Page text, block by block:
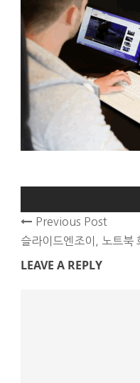
Previous Post
슬라이드엔조이, 노트북
LEAVE A REPLY